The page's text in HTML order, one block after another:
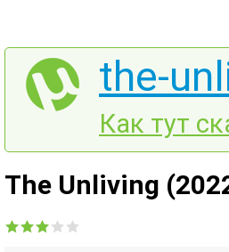
the-
Как тут
The Unliving